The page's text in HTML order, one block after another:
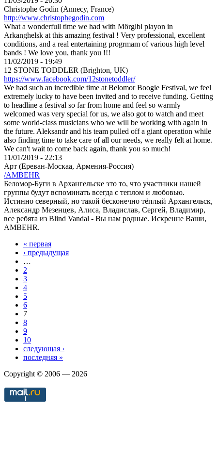
Christophe Godin (Annecy, France)
http://www.christophegodin.com
What a wonderfull time we had with Mörglbl playon in
Arkanghelsk at this amazing festival ! Very professional, excellent
conditions, and a real entertaining progrmam of various high level
bands ! We love you, thank you !!!
11/02/2019 - 19:49
12 STONE TODDLER (Brighton, UK)
https://www.facebook.com/12stonetoddler/
We had such an incredible time at Belomor Boogie Festival, we feel
extremely lucky to have been invited and to receive funding. Getting
to headline a festival so far from home and feel so warmly
welcomed was very special for us, we also got to watch and meet
some world-class musicians who we will be working with again in
the future. Aleksandr and his team pulled off a giant operation while
also finding time to take care of all our needs, we really felt at home.
We can't wait to come back again, thank you so much!
11/01/2019 - 22:13
Арт (Ереван-Москаа, Армения-Россия)
/AMBEHR
Беломор-Буги в Архангельске это то, что участники нашей
группы будут вспоминать всегда с теплом и любовью.
Истинно северный, но такой бесконечно тёплый Архангельск,
Александр Мезенцев, Алиса, Владислав, Сергей, Владимир,
все ребята из Blind Vandal - Вы нам родные. Искренне Ваши,
AMBEHR.
Страницы
« первая
‹ предыдущая
…
2
3
4
5
6
7
8
9
10
следующая ›
последняя »
Copyright © 2006 — 2026